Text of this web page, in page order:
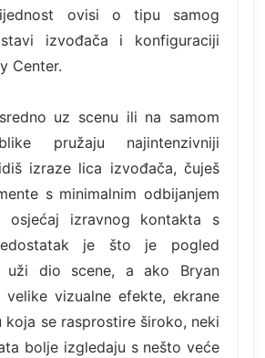
ovisi o tipu samog
izvođača i konfiguraciji
Center.
uz scenu ili na samom
pružaju najintenzivniji
izraze lica izvođača, čuješ
s minimalnim odbijanjem
osjećaj izravnog kontakta s
je što je pogled
uži dio scene, a ako Bryan
vizualne efekte, ekrane
koja se rasprostire široko, neki
bolje izgledaju s nešto veće